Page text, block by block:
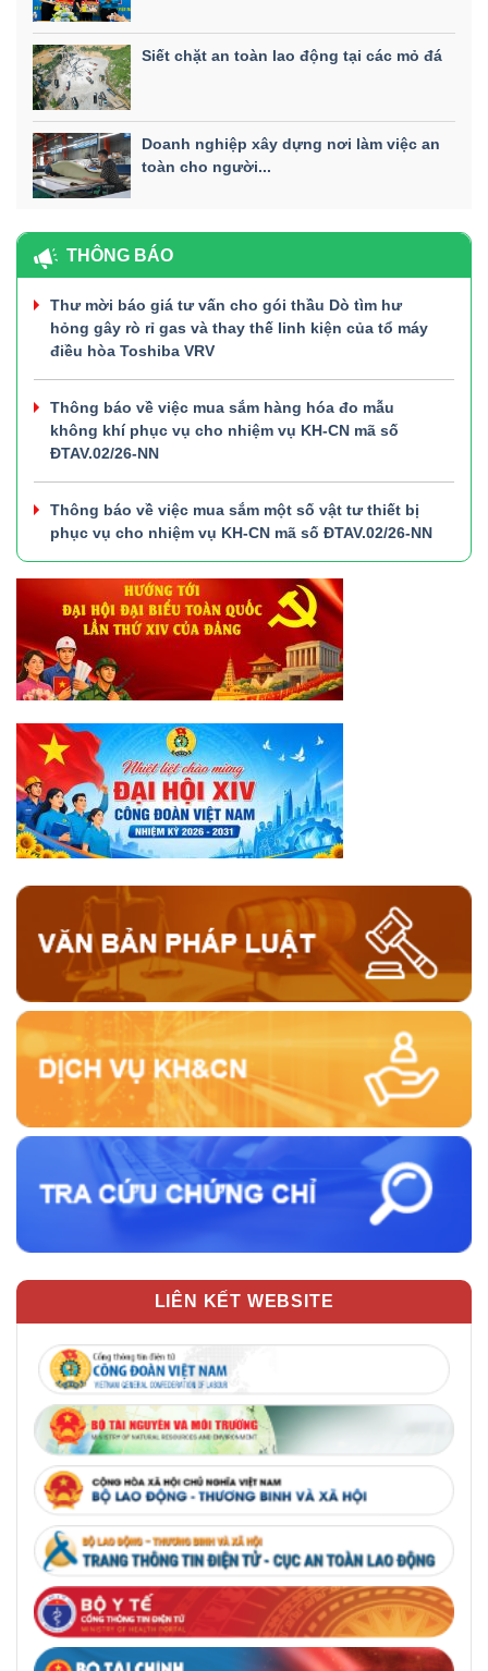
Siết chặt an toàn lao động tại các mỏ đá
Doanh nghiệp xây dựng nơi làm việc an
toàn cho người...
THÔNG BÁO
Thư mời báo giá tư vấn cho gói thầu Dò tìm hư
hỏng gây rò rỉ gas và thay thế linh kiện của tổ máy
điều hòa Toshiba VRV
Thông báo về việc mua sắm hàng hóa đo mẫu
không khí phục vụ cho nhiệm vụ KH-CN mã số
ĐTAV.02/26-NN
Thông báo về việc mua sắm một số vật tư thiết bị
phục vụ cho nhiệm vụ KH-CN mã số ĐTAV.02/26-NN
LIÊN KẾT WEBSITE